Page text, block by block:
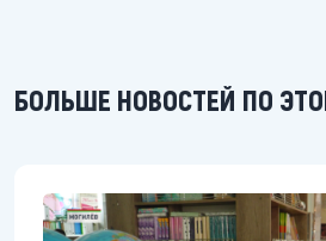
БОЛЬШЕ НОВОСТЕЙ ПО